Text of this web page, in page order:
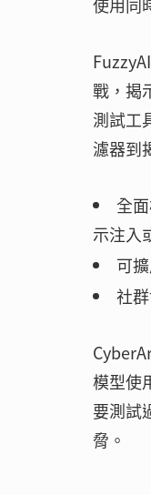
使用同
戰，揭
測試工
濾器到
全
示注入
可
社
模型使
要測試
脅。